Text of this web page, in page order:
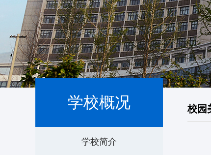
学校概况
学校简介
校园